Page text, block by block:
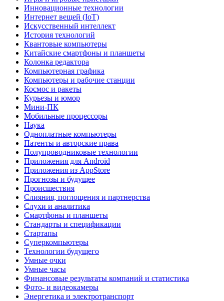
Инновационные технологии
Интернет вещей (IoT)
Искусственный интеллект
История технологий
Квантовые компьютеры
Китайские смартфоны и планшеты
Колонка редактора
Компьютерная графика
Компьютеры и рабочие станции
Космос и ракеты
Курьезы и юмор
Мини-ПК
Мобильные процессоры
Наука
Одноплатные компьютеры
Патенты и авторские права
Полупроводниковые технологии
Приложения для Android
Приложения из AppStore
Прогнозы и будущее
Происшествия
Слияния, поглощения и партнерства
Слухи и аналитика
Смартфоны и планшеты
Стандарты и спецификации
Стартапы
Суперкомпьютеры
Технологии будущего
Умные очки
Умные часы
Финансовые результаты компаний и статистика
Фото- и видеокамеры
Энергетика и электротранспорт